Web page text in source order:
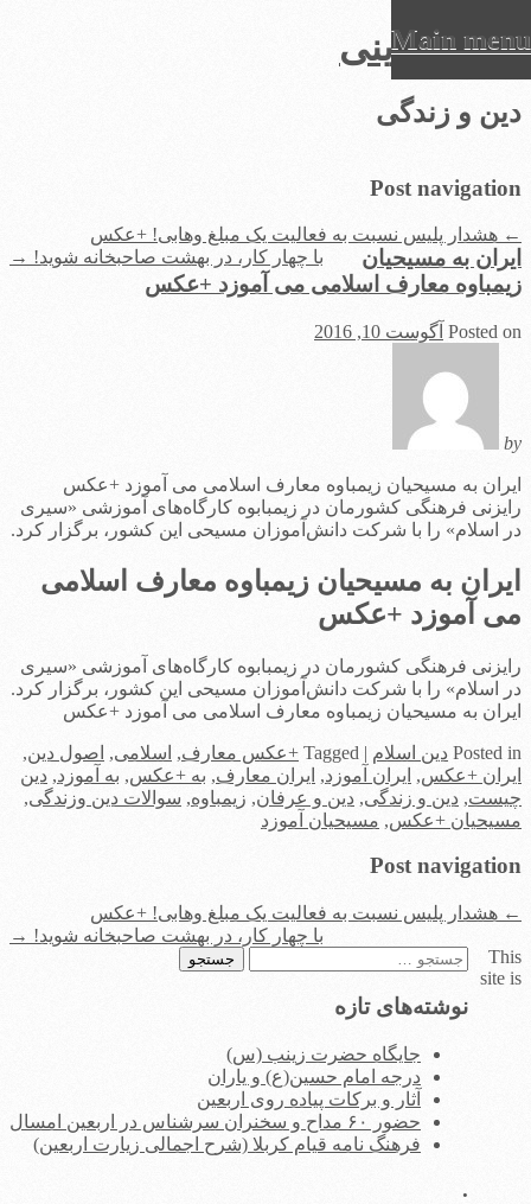
عرفان دینی
دین و زندگی
Main menu
to
content
Post navigation
← هشدار پلیس نسبت به فعالیت یک مبلغ وهابی! +عکس
با چهار کار، در بهشت صاحبخانه شوید! →
ایران به مسیحیان
زیمباوه معارف اسلامی می آموزد +عکس
Posted on آگوست 10, 2016
by
ایران به مسیحیان زیمباوه معارف اسلامی می آموزد +عکس
رایزنی فرهنگی كشورمان در زیمبابوه كارگاه‌های آموزشی «سیری
در اسلام» را با شركت دانش‌آموزان مسیحی این كشور، برگزار كرد.
ایران به مسیحیان زیمباوه معارف اسلامی
می آموزد +عکس
رایزنی فرهنگی كشورمان در زیمبابوه كارگاه‌های آموزشی «سیری
در اسلام» را با شركت دانش‌آموزان مسیحی این كشور، برگزار كرد.
ایران به مسیحیان زیمباوه معارف اسلامی می آموزد +عکس
Posted in دین اسلام |
Tagged +عکس معارف, اسلامی, اصول دین,
ایران +عکس, ایران آموزد, ایران معارف, به +عکس, به آموزد, دین
چیست, دین و زندگی, دین و عرفان, زیمباوه, سوالات دین وزندگی,
مسیحیان +عکس, مسیحیان آموزد
Post navigation
← هشدار پلیس نسبت به فعالیت یک مبلغ وهابی! +عکس
با چهار کار، در بهشت صاحبخانه شوید! →
جستجو
نوشته‌های تازه
جایگاه حضرت زینب (س)
درجه امام حسین(ع) و یاران
آثار و برکات پیاده روی اربعین
حضور ۶۰ مداح و سخنران سرشناس در اربعین امسال
فرهنگ نامه قیام کربلا (شرح اجمالی زیارت اربعین)
.
This
site is